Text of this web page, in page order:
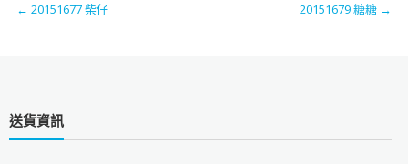
← 20151677 柴仔 20151679 糖糖 →
送貨資訊